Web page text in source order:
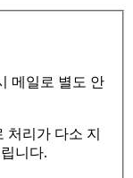
메일로 별도 안
처리가 다소 지
니다.